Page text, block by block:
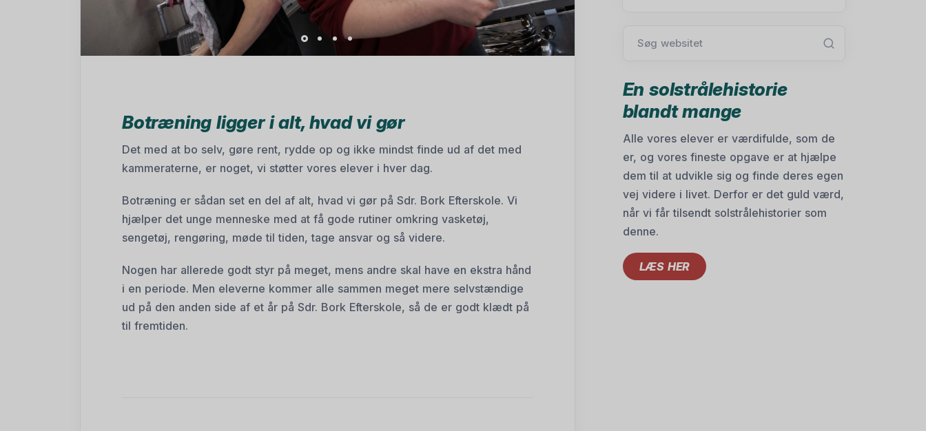
Botræning ligger i alt, hvad vi gør
Det med at bo selv, gøre rent, rydde op og ikke mindst finde ud af det med
kammeraterne, er noget, vi støtter vores elever i hver dag.
Botræning er sådan set en del af alt, hvad vi gør på Sdr. Bork Efterskole. Vi
hjælper det unge menneske med at få gode rutiner omkring vasketøj,
sengetøj, rengøring, møde til tiden, tage ansvar og så videre.
Nogen har allerede godt styr på meget, mens andre skal have en ekstra hånd
i en periode. Men eleverne kommer alle sammen meget mere selvstændige
ud på den anden side af et år på Sdr. Bork Efterskole, så de er godt klædt på
til fremtiden.
Søg websitet
En solstrålehistorie
blandt mange
Alle vores elever er værdifulde, som de
er, og vores fineste opgave er at hjælpe
dem til at udvikle sig og finde deres egen
vej videre i livet. Derfor er det guld værd,
når vi får tilsendt solstrålehistorier som
denne.
LÆS HER